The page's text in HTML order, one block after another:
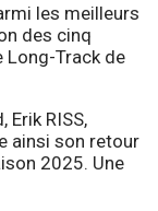
les meilleurs
des cinq
Long-Track de
Erik RISS,
ainsi son retour
2025. Une